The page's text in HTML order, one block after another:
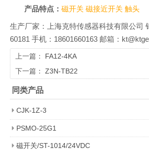
产品特点：磁开关磁接近开关触头
生产厂家：上海克特传感器科技有限公司
60181 手机：18601660163 邮箱：
上一篇： FA12-4KA
下一篇： Z3N-TB22
同类产品
CJK-1Z-3
PSMO-25G1
磁开关/ST-1014/24VDC